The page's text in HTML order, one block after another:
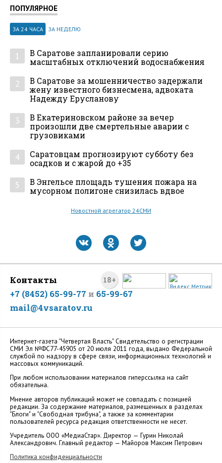
ПОПУЛЯРНОЕ
ЗА 24 ЧАСА ЗА НЕДЕЛЮ
1
В Саратове запланировали серию
масштабных отключений водоснабжения
2
В Саратове за мошенничество задержали
жену известного бизнесмена, адвоката
Надежду Ерусланову
3
В Екатериновском районе за вечер
произошли две смертельные аварии с
грузовиками
4
Саратовцам прогнозируют субботу без
осадков и с жарой до +35
5
В Энгельсе площадь тушения пожара на
мусорном полигоне снизилась вдвое
Новостной агрегатор 24СМИ
18+
Контакты
+7 (8452) 65-99-77 и 65-99-67
mail@4vsaratov.ru
Интернет-газета "Четвертая Власть" Cвидетельство о регистрации
СМИ Эл №ФС77-45905 от 20 июля 2011 года, выдано Федеральной
службой по надзору в сфере связи, информационных технологий и
массовых коммуникаций.
При любом использовании материалов гиперссылка на сайт
обязательна.
Мнение авторов публикаций может не совпадать с позицией
редакции. За содержание материалов, размещенных в разделах
"Блоги" и "Свободная трибуна", а также за комментарии
пользователей ресурса редакция ответственности не несет.
Учредитель ООО «МедиаСтар». Директор — Гурин Николай
Александрович. Главный редактор — Майоров Максим Петрович
Политика конфиденциальности